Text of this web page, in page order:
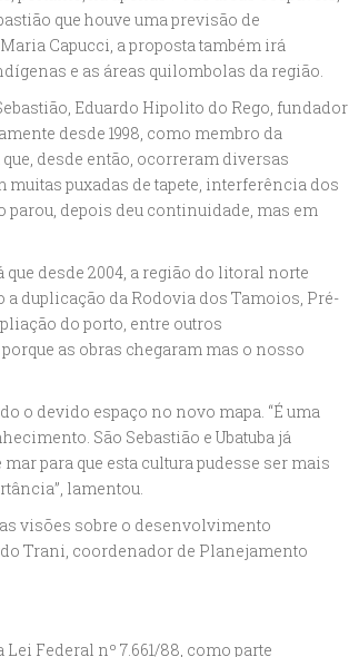
que houve uma previsão de
Capucci, a proposta também irá
e as áreas quilombolas da região.
Eduardo Hipolito do Rego, fundador
desde 1998, como membro da
desde então, ocorreram diversas
muitas puxadas de tapete, interferência dos
parou, depois deu continuidade, mas em
desde 2004, a região do litoral norte
duplicação da Rodovia dos Tamoios, Pré-
do porto, entre outros
as obras chegaram mas o nosso
o devido espaço no novo mapa. “É uma
São Sebastião e Ubatuba já
para que esta cultura pudesse ser mais
lamentou.
visões sobre o desenvolvimento
Trani, coordenador de Planejamento
Federal nº 7.661/88, como parte